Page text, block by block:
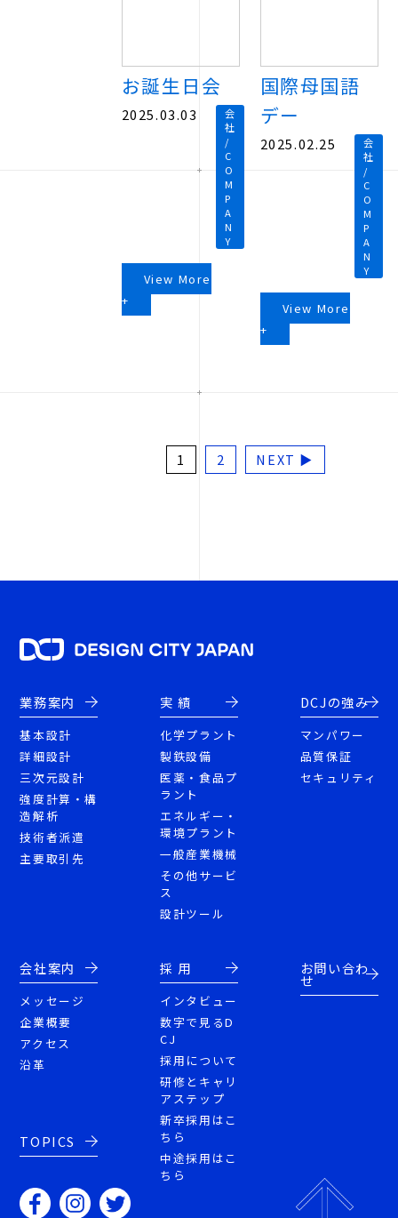
お誕生日会
2025.03.03
会
社
/
C
O
M
P
A
N
Y
View More
+
国際母国語
デー
2025.02.25
会
社
/
C
O
M
P
A
N
Y
View More
+
1 2 NEXT ▶
業務案内
基本設計
詳細設計
三次元設計
強度計算・構
造解析
技術者派遣
主要取引先
実 績
化学プラント
製鉄設備
医薬・食品プ
ラント
エネルギー・
環境プラント
一般産業機械
その他サービ
ス
設計ツール
DCJの強み
マンパワー
品質保証
セキュリティ
会社案内
メッセージ
企業概要
アクセス
沿革
TOPICS
採 用
インタビュー
数字で見るD
CJ
採用について
研修とキャリ
アステップ
新卒採用はこ
ちら
中途採用はこ
ちら
お問い合わ
せ